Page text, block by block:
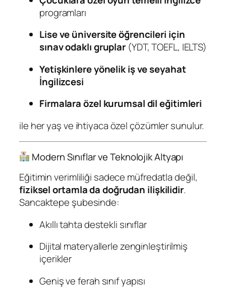
programları
Lise ve üniversite öğrencileri için
sınav odaklı gruplar (YDT, TOEFL, IELTS)
Yetişkinlere yönelik iş ve seyahat
İngilizcesi
Firmalara özel kurumsal dil eğitimleri
ile her yaş ve ihtiyaca özel çözümler sunulur.
Modern Sınıflar ve Teknolojik Altyapı
Eğitimin verimliliği sadece müfredatla değil,
fiziksel ortamla da doğrudan ilişkilidir.
Sancaktepe şubesinde:
Akıllı tahta destekli sınıflar
Dijital materyallerle zenginleştirilmiş
içerikler
Geniş ve ferah sınıf yapısı